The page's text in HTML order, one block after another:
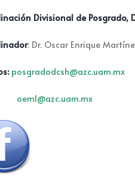
Divisional de Posgrado,
: Dr. Oscar Enrique
posgradodcsh@azc.uam.mx
@azc.uam.mx